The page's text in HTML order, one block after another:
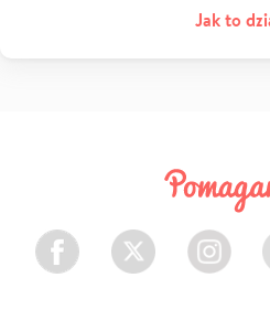
Jak to
Facebook Twitter Instagram